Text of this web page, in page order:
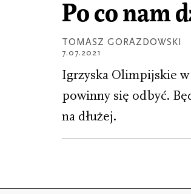
Po co nam
TOMASZ GORAZDOWSKI
7.07.2021
Igrzyska Olimpijskie
powinny się odbyć.
na dłużej.